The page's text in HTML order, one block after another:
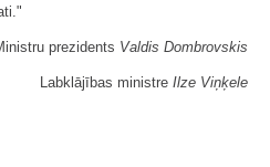
prezidents Valdis Dombrovskis
Labklājības ministre Ilze Viņķele